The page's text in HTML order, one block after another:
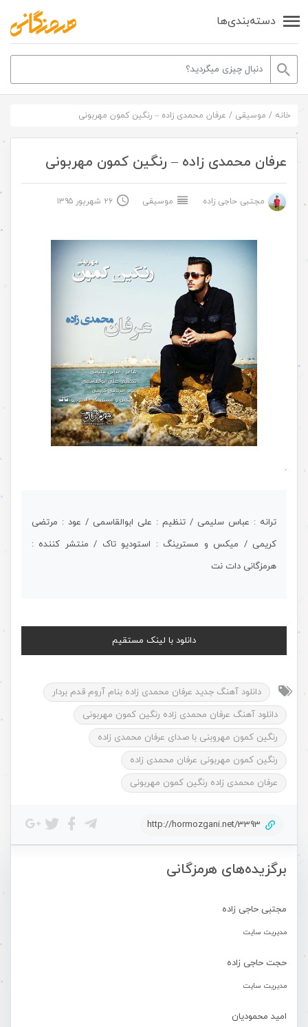
دسته‌بندی‌ها
برگزیده‌های هرمزگانی
مجتبی حاجی زاده
مدیریت سایت
حجت حاجی زاده
مدیریت سایت
امید محمودیان
خانه / موسیقی / عرفان محمدی زاده – رنگین کمون مهربونی
عرفان محمدی زاده – رنگین کمون مهربونی
مجتبی حاجی زاده موسیقی ۲۶ شهریور ۱۳۹۵
.
ترانه : عباس سلیمی / تنظیم : علی ابوالقاسمی / عود : مرتضی
کریمی / میکس و مسترینگ : استودیو تاک / منتشر کننده :
هرمزگانی دات نت
دانلود با لینک مستقیم
دانلود آهنگ جدید عرفان محمدی زاده بنام آروم قدم بردار
دانلود آهنگ عرفان محمدی زاده رنگین کمون مهربونی
رنگین کمون مهروبنی با صدای عرفان محمدی زاده
رنگین کمون مهربونی عرفان محمدی زاده
عرفان محمدی زاده رنگین کمون مهربونی
http://hormozgani.net/3393